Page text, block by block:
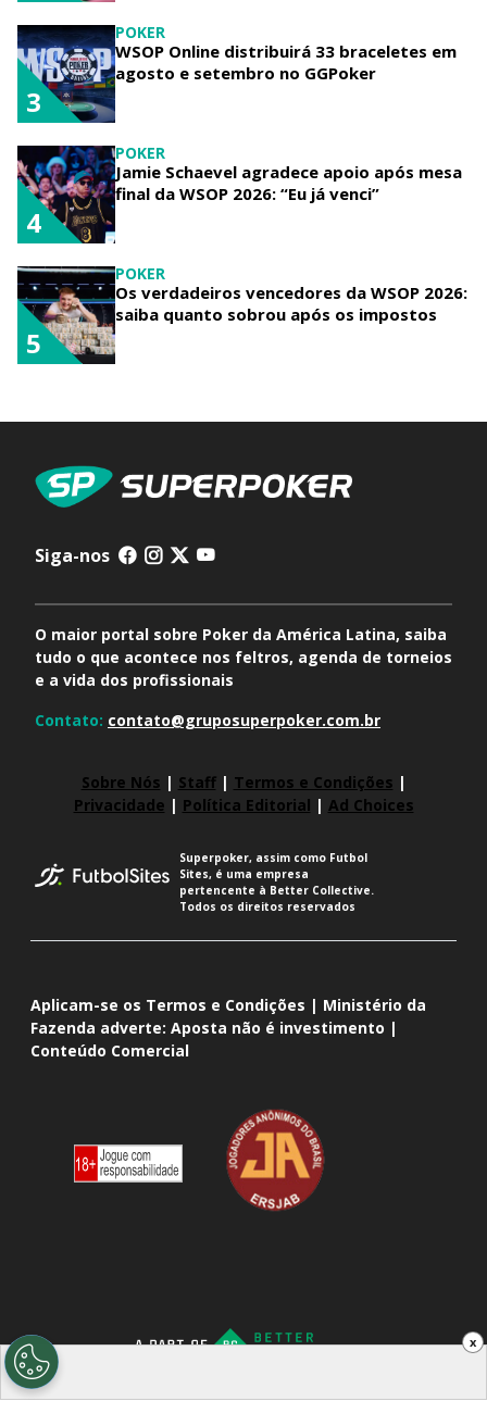
POKER
WSOP Online distribuirá 33 braceletes em
agosto e setembro no GGPoker
3
POKER
Jamie Schaevel agradece apoio após mesa
final da WSOP 2026: “Eu já venci”
4
POKER
Os verdadeiros vencedores da WSOP 2026:
saiba quanto sobrou após os impostos
5
x
Siga-nos
O maior portal sobre Poker da América Latina, saiba
tudo o que acontece nos feltros, agenda de torneios
e a vida dos profissionais
Contato: contato@gruposuperpoker.com.br
Sobre Nós | Staff| Termos e Condições |
Privacidade | Política Editorial | Ad Choices
Superpoker, assim como Futbol
Sites, é uma empresa
pertencente à Better Collective.
Todos os direitos reservados
Aplicam-se os Termos e Condições | Ministério da
Fazenda adverte: Aposta não é investimento |
Conteúdo Comercial